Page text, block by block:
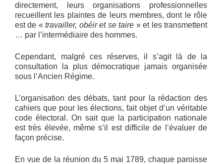
directement, leurs organisations professionnelles
recueillent les plaintes de leurs membres, dont le rôle
est de «travailler, obéir et se taire » et les transmettent
… par l’intermédiaire des hommes.
Cependant, malgré ces réserves, il s’agit là de la
consultation la plus démocratique jamais organisée
sous l’Ancien Régime.
L’organisation des débats, tant pour la rédaction des
cahiers que pour les élections, fait objet d’un véritable
code électoral. On sait que la participation nationale
est très élevée, même s’il est difficile de l’évaluer de
façon précise.
En vue de la réunion du 5 mai 1789, chaque paroisse